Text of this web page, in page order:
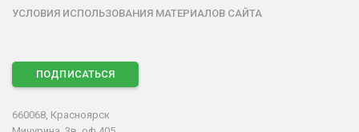
УСЛОВИЯ ИСПОЛЬЗОВАНИЯ МАТЕРИАЛОВ САЙТА
ПОДПИСАТЬСЯ
660068, Красноярск